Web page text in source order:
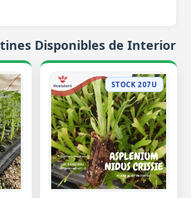
Disponibles de Interior
STOCK 207U